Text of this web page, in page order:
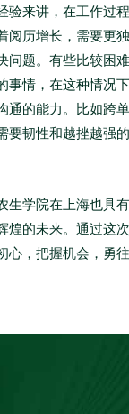
验来讲，在工作过
阅历增长，需要更
题。有些比较困
事情，在这种情况
的能力。比如跨
韧性和越挫越强的
生学院在上海也具
煌的未来。通过这
，把握机会，勇